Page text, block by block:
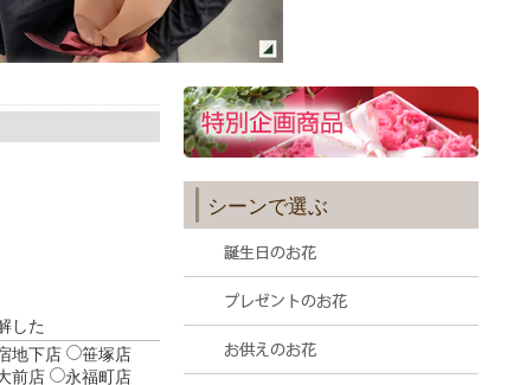
した
地下店
笹塚店
前店
永福町店
シーンで選ぶ